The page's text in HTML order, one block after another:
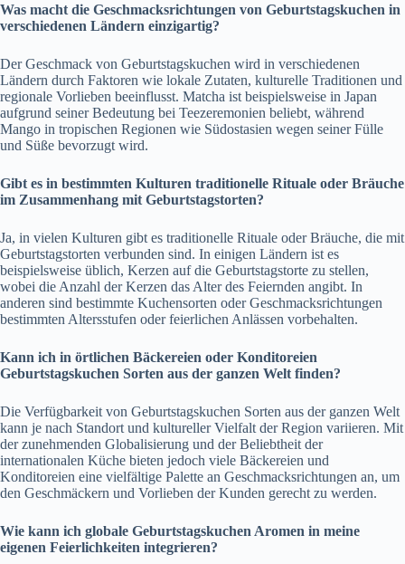
Was macht die Geschmacksrichtungen von Geburtstagskuchen in
verschiedenen Ländern einzigartig?
Der Geschmack von Geburtstagskuchen wird in verschiedenen
Ländern durch Faktoren wie lokale Zutaten, kulturelle Traditionen und
regionale Vorlieben beeinflusst. Matcha ist beispielsweise in Japan
aufgrund seiner Bedeutung bei Teezeremonien beliebt, während
Mango in tropischen Regionen wie Südostasien wegen seiner Fülle
und Süße bevorzugt wird.
Gibt es in bestimmten Kulturen traditionelle Rituale oder Bräuche
im Zusammenhang mit Geburtstagstorten?
Ja, in vielen Kulturen gibt es traditionelle Rituale oder Bräuche, die mit
Geburtstagstorten verbunden sind. In einigen Ländern ist es
beispielsweise üblich, Kerzen auf die Geburtstagstorte zu stellen,
wobei die Anzahl der Kerzen das Alter des Feiernden angibt. In
anderen sind bestimmte Kuchensorten oder Geschmacksrichtungen
bestimmten Altersstufen oder feierlichen Anlässen vorbehalten.
Kann ich in örtlichen Bäckereien oder Konditoreien
Geburtstagskuchen Sorten aus der ganzen Welt finden?
Die Verfügbarkeit von Geburtstagskuchen Sorten aus der ganzen Welt
kann je nach Standort und kultureller Vielfalt der Region variieren. Mit
der zunehmenden Globalisierung und der Beliebtheit der
internationalen Küche bieten jedoch viele Bäckereien und
Konditoreien eine vielfältige Palette an Geschmacksrichtungen an, um
den Geschmäckern und Vorlieben der Kunden gerecht zu werden.
Wie kann ich globale Geburtstagskuchen Aromen in meine
eigenen Feierlichkeiten integrieren?